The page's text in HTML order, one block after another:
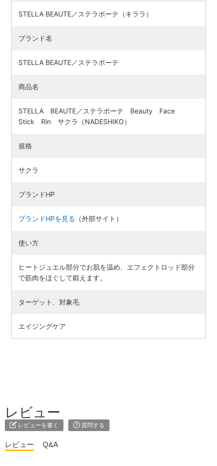
STELLA BEAUTE／ステラボーテ（キララ）
ブランド名
STELLA BEAUTE／ステラボーテ
商品名
STELLA BEAUTE／ステラボーテ Beauty Face
Stick Rin サクラ（NADESHIKO）
規格
サクラ
ブランドHP
ブランドHPを見る （外部サイト）
使い方
ヒートジュエル部分でお肌を温め、エフェクトロッド部分
で筋肉をほぐして鍛えます。
ターゲット、対象毛
エイジングケア
レビュー
レビューを書く 質問する
レビュー Q&A